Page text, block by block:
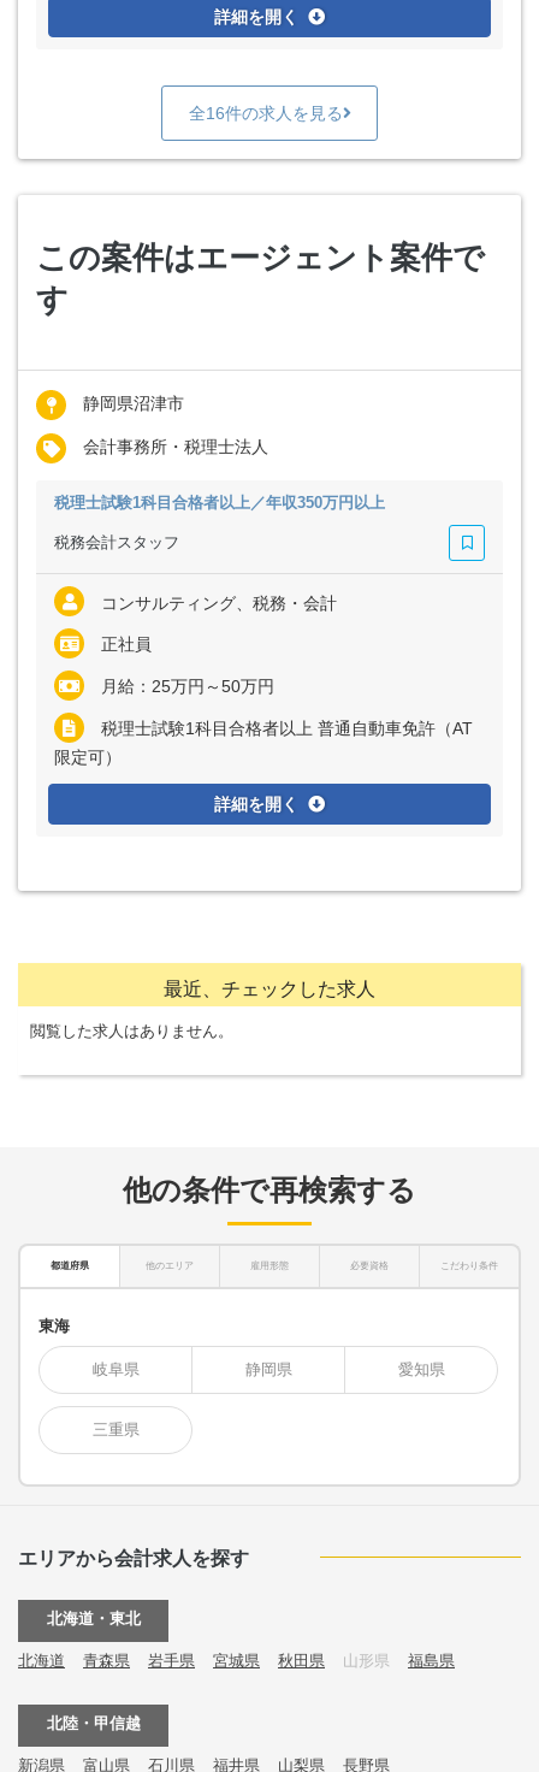
詳細を開く
全16件の求人を見る
この案件はエージェント案件で
す
静岡県沼津市
会計事務所・税理士法人
税理士試験1科目合格者以上／年収350万円以上
税務会計スタッフ
コンサルティング、税務・会計
正社員
月給：25万円～50万円
税理士試験1科目合格者以上 普通自動車免許（AT
限定可）
詳細を開く
最近、チェックした求人
閲覧した求人はありません。
他の条件で再検索する
都道府県 他のエリア 雇用形態 必要資格 こだわり条件
東海
岐阜県 静岡県 愛知県
三重県
エリアから会計求人を探す
北海道・東北
北海道 青森県 岩手県 宮城県 秋田県 山形県 福島県
北陸・甲信越
新潟県 富山県 石川県 福井県 山梨県 長野県